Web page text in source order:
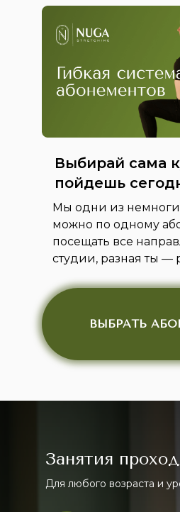
Выбирай сама
пойдешь
Мы одни из
можно по одному
посещать все
студии, разная ты —
ВЫБРАТЬ
Занятия
Для любого возраста и